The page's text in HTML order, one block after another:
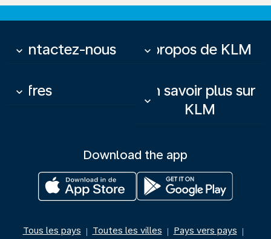
Contactez-nous
keyboard_arrow_down À propos de KLM
keyboard_arrow_down
Offres
keyboard_arrow_down
En savoir plus sur
KLM
keyboard_arrow_down
Download the app
Tous les pays | Toutes les villes | Pays vers pays |